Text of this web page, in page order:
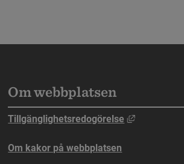
webbplats, öppnas i nytt fönster.
öppnas i nytt fönster.
Om webbplatsen
Tillgänglighetsredogörelse Länk till
Om kakor på webbplatsen